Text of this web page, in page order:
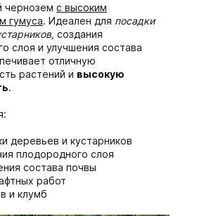
чернозем с высоким
гумуса. Идеален для посадки
создания
слоя и улучшения состава
отличную
растений и высокую
.
деревьев и кустарников
плодородного слоя
состава почвы
работ
и клумб